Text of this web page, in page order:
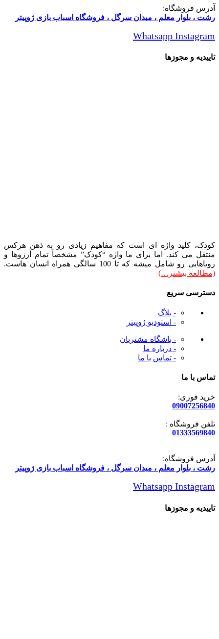
آدرس فروشگاه:
رشت ، بلوار معلم ، میدان سرگل ، فروشگاه اسباب بازی ژوپیتر
Whatsapp Instagram
تاییدیه و مجوزها
کودک، کلید واژه ای است که مفاهیم زیادی رو به ذهن هرکس
منتقل می کند. اما برای ما واژه “کودک” مشخصاً تمام آرزوها و
رویاهایی رو شامل میشه که تا 100 سالگی همراه انسان هاست.
(مطالعه بیشتر…)
دسترسی سریع
- بلاگ
- استودیو ژوپیتر
- باشگاه مشتریان
- درباره ما
- تماس با ما
تماس با ما
خرید فوری:
09007256840
تلفن فروشگاه :
01333569840
آدرس فروشگاه:
رشت ، بلوار معلم ، میدان سرگل ، فروشگاه اسباب بازی ژوپیتر
Whatsapp Instagram
تاییدیه و مجوزها